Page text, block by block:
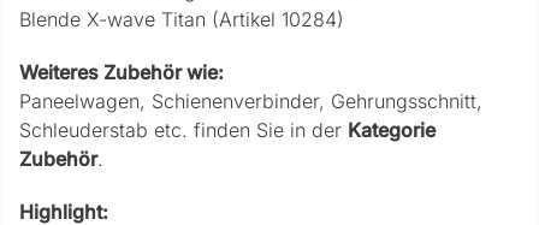
Blende X-wave Titan (Artikel 10284)
Weiteres Zubehör wie:
Paneelwagen, Schienenverbinder, Gehrungsschnitt,
Schleuderstab etc. finden Sie in der Kategorie
Zubehör.
Highlight: